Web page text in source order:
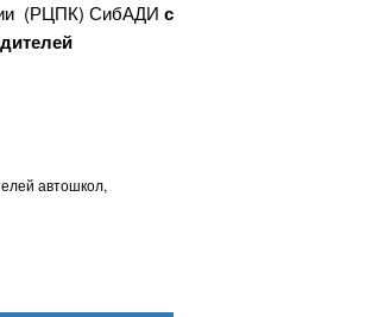
(РЦПК) СибАДИ с
автошкол,